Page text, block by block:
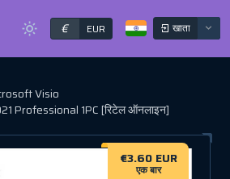
€ EUR खाता
Visio
Professional 1PC [रिटेल ऑनलाइन]
€3.60 EUR
एक बार